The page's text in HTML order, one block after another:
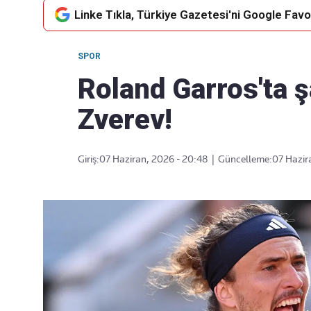
akışımıza ulaşın
Linke Tıkla, Türkiye Gazetesi'ni Google
SPOR
Roland Garros'ta
Zverev!
Giriş:07 Haziran, 2026 - 20:48 Güncelleme:07